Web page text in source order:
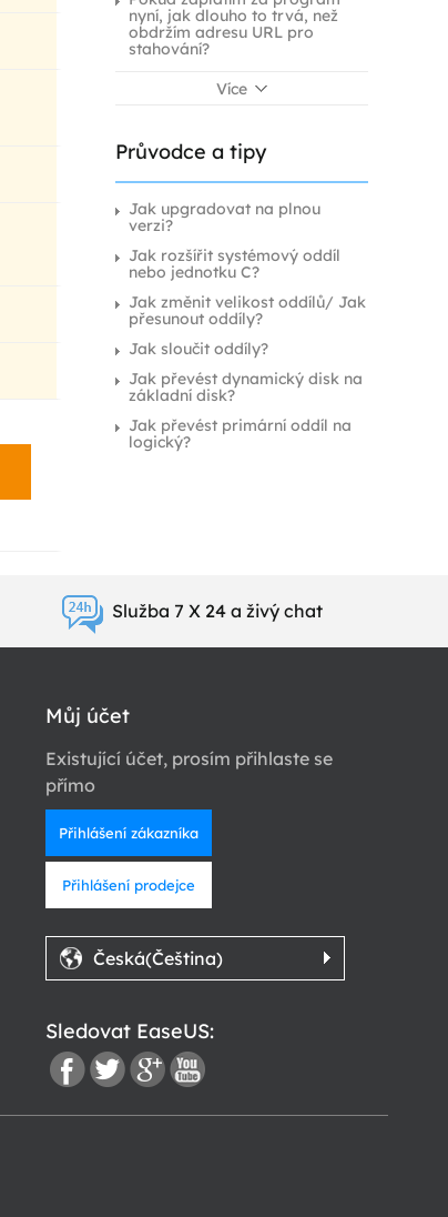
nyní, jak dlouho to trvá, než
obdržím adresu URL pro
stahování?
Více
Průvodce a tipy
Jak upgradovat na plnou
verzi?
Jak rozšířit systémový oddíl
nebo jednotku C?
Jak změnit velikost oddílů/ Jak
přesunout oddíly?
Jak sloučit oddíly?
Jak převést dynamický disk na
základní disk?
Jak převést primární oddíl na
logický?
Služba 7 X 24 a živý chat
Můj účet
Existující účet, prosím přihlaste se
přímo
Přihlášení zákazníka
Přihlášení prodejce
Česká(Čeština)
Sledovat EaseUS:
fac twi go you